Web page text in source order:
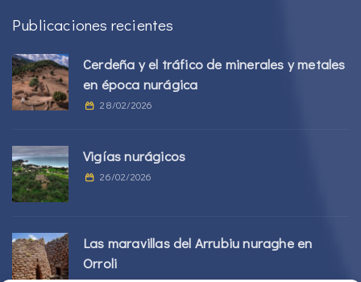
Publicaciones recientes
Cerdeña y el tráfico de minerales y metales
en época nurágica
28/02/2026
Vigías nurágicos
26/02/2026
Las maravillas del Arrubiu nuraghe en
Orroli